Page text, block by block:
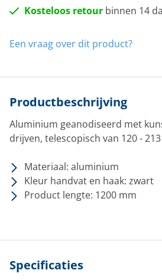
Kosteloos retour binnen 14
Een vraag over dit product?
Productbeschrijving
Aluminium geanodiseerd met
drijven, telescopisch van 120 -
Materiaal: aluminium
Kleur handvat en haak: zwart
Product lengte: 1200 mm
Specificaties